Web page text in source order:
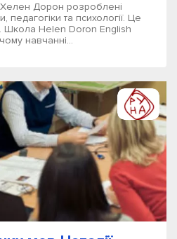
Хелен Дорон розроблені
педагогіки та психології. Це
Школа Helen Doron English
навчанні...